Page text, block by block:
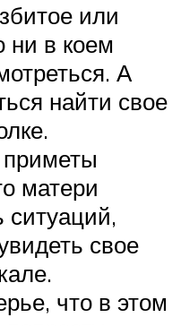
или
ни в коем
А
найти свое
матери
ситуаций,
свое
что в этом